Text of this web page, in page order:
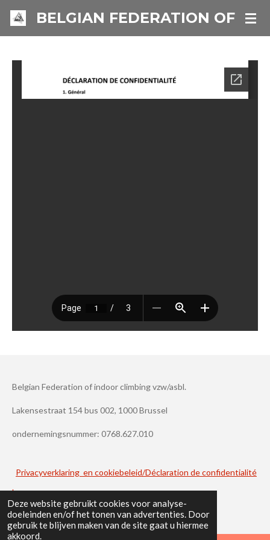
Deze website gebruikt cookies voor analyse-
doeleinden en/of het tonen van advertenties. Door
gebruik te blijven maken van de site gaat u hiermee
akkoord.
Ga
de
BELGIAN FEDERATION OF
Belgian Federation of indoor climbing vzw/asbl.
Lakensestraat 154 bus 002, 1000 Brussel
ondernemingsnummer: 0768.627.010
Privacyverklaring en cookiebeleid/Déclaration de confidentialité
.